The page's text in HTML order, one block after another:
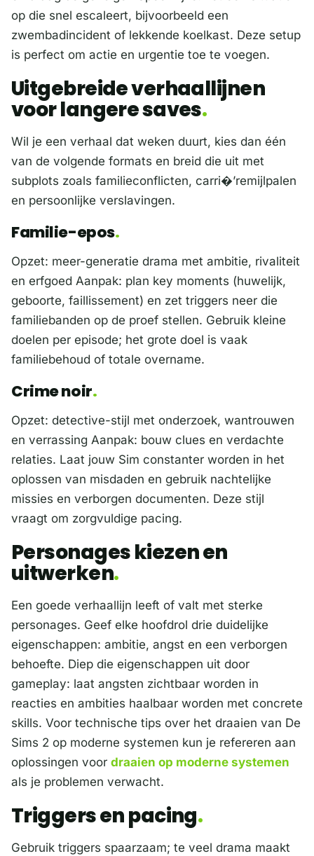
op die snel escaleert, bijvoorbeeld een
zwembadincident of lekkende koelkast. Deze setup
is perfect om actie en urgentie toe te voegen.
Uitgebreide verhaallijnen
voor langere saves
Wil je een verhaal dat weken duurt, kies dan één
van de volgende formats en breid die uit met
subplots zoals familieconflicten, carri�’remijlpalen
en persoonlijke verslavingen.
Familie-epos
Opzet: meer-generatie drama met ambitie, rivaliteit
en erfgoed Aanpak: plan key moments (huwelijk,
geboorte, faillissement) en zet triggers neer die
familiebanden op de proef stellen. Gebruik kleine
doelen per episode; het grote doel is vaak
familiebehoud of totale overname.
Crime noir
Opzet: detective-stijl met onderzoek, wantrouwen
en verrassing Aanpak: bouw clues en verdachte
relaties. Laat jouw Sim constanter worden in het
oplossen van misdaden en gebruik nachtelijke
missies en verborgen documenten. Deze stijl
vraagt om zorgvuldige pacing.
Personages kiezen en
uitwerken
Een goede verhaallijn leeft of valt met sterke
personages. Geef elke hoofdrol drie duidelijke
eigenschappen: ambitie, angst en een verborgen
behoefte. Diep die eigenschappen uit door
gameplay: laat angsten zichtbaar worden in
reacties en ambities haalbaar worden met concrete
skills. Voor technische tips over het draaien van De
Sims 2 op moderne systemen kun je refereren aan
oplossingen voor draaien op moderne systemen
als je problemen verwacht.
Triggers en pacing
Gebruik triggers spaarzaam; te veel drama maakt